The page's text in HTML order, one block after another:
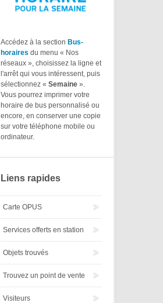
Accédez à la section Bus-
horaires du menu « Nos
réseaux », choisissez la ligne et
l'arrêt qui vous intéressent, puis
sélectionnez « Semaine ».
Vous pourrez imprimer votre
horaire de bus personnalisé ou
encore, en conserver une copie
sur votre téléphone mobile ou
ordinateur.
Liens rapides
Carte OPUS
Services offerts en station
Objets trouvés
Trouvez un point de vente
Visiteurs